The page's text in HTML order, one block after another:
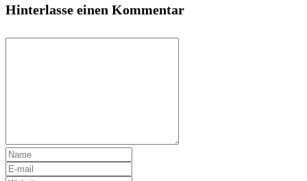
Hinterlasse einen Kommentar